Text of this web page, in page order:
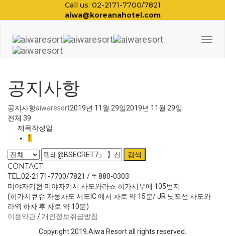
Call us: 02-2171-7700/7821
aiwa@koreanahotel.com
공지사항
공지사항aiwaresort2019년 11월 29일2019년 11월 29일
전체 39
제목작성일
1
검색
CONTACT
TEL.02-2171-7700/7821 / 〒880-0303
미야자키현 미야자키시 사도와라쵸 히가시우에 105번지
(히가시큐슈 자동차도 서도IC 에서 차로 약 15분/ JR 닛포선 사도와
라역 하차 후 차로 약 10분)
이용약관/ 개인정보취급방침
Copyright 2019.Aiwa Resort all rights reserved.